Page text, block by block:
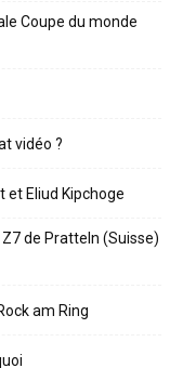
Coupe du monde
vidéo ?
et Eliud Kipchoge
de Pratteln (Suisse)
am Ring